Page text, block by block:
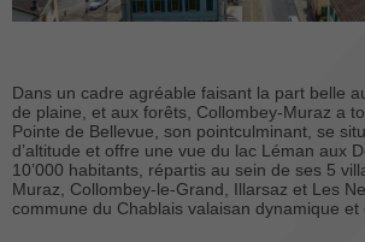
Dans un cadre agréable faisant la part belle
de plaine, et aux forêts, Collombey-Muraz a
Pointe de Bellevue, son pointculminant, se
d’altitude et offre une vue du lac Léman aux
10’000 habitants, répartis au sein de ses 5
Muraz, Collombey-le-Grand, Illarsaz et Les
commune du Chablais valaisan dynamique et